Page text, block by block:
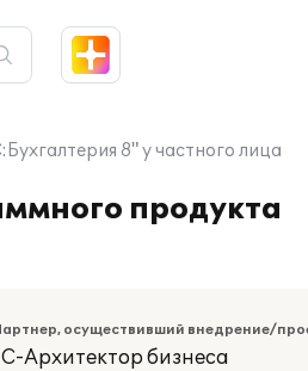
8" у частного лица
продукта
осуществивший внедрение/
Архитектор бизнеса